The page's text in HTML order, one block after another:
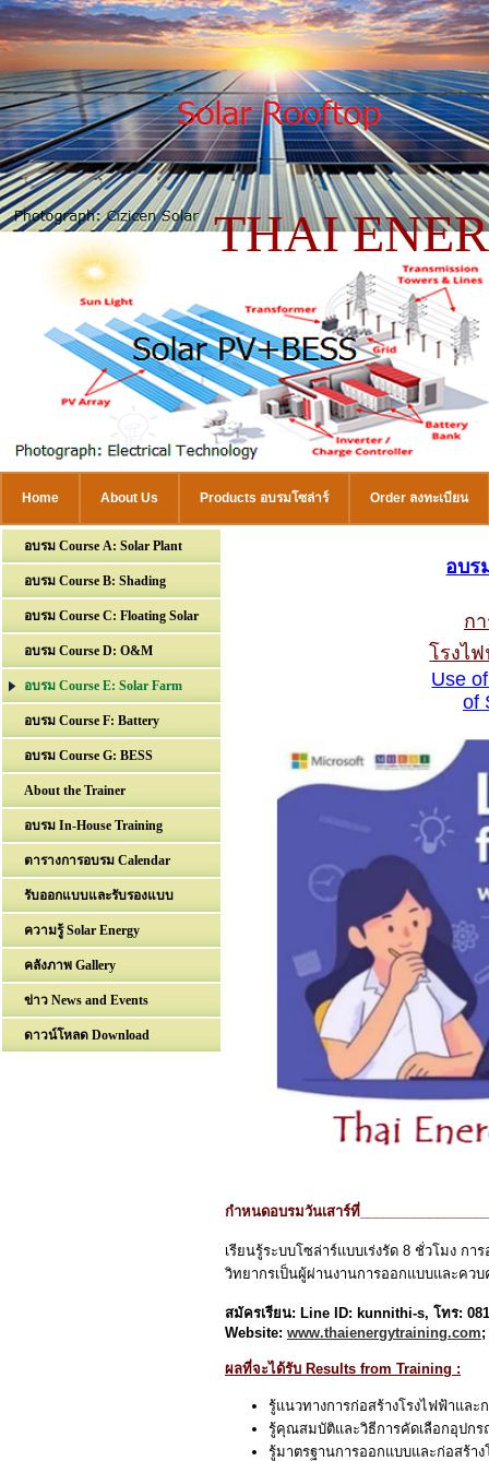
THAI
Home About Us Products อบรมโซล่าร์ Order ลงทะเบียน
อบรม Course A: Solar Plant
อบรม Course B: Shading
อบรม Course C: Floating Solar
อบรม Course D: O&M
อบรม Course E: Solar Farm
อบรม Course F: Battery
อบรม Course G: BESS
About the Trainer
อบรม In-House Training
ตารางการอบรม Calendar
รับออกแบบและรับรองแบบ
ความรู้ Solar Energy
คลังภาพ Gallery
ข่าว News and Events
ดาวน์โหลด Download
อบร
ก
โรงไ
Use
of
กำหนดอบรมวันเสาร์ที่
เรียนรู้ระบบโซล่าร์แบบเร่งรัด 8 ชั่วโมง ก
วิทยากรเป็นผู้ผ่านงานการออกแบบและคว
สมัครเรียน: Line ID: kunnithi-s, โทร: 081
Website: www.thaienergytraining.com
ผลที่จะได้รับ Results from Training :
รู้แนวทางการก่อสร้างโรงไฟฟ้าและ
รู้คุณสมบัติและวิธีการคัดเลือกอุปก
รู้มาตรฐานการออกแบบและก่อสร้าง